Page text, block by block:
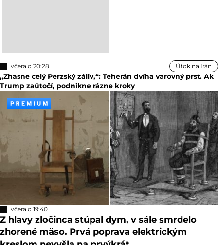
včera o 20:28 Útok na Irán
„Zhasne celý Perzský záliv,“: Teherán dvíha varovný prst. Ak
Trump zaútočí, podnikne rázne kroky
včera o 19:40
Z hlavy zločinca stúpal dym, v sále smrdelo
zhorené mäso. Prvá poprava elektrickým